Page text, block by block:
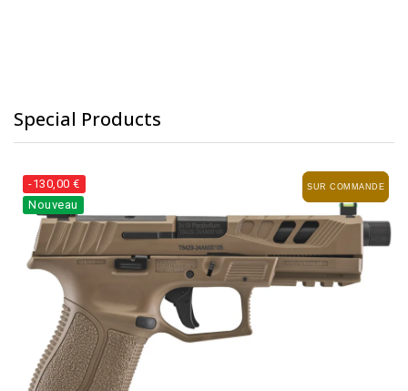
Special Products
SUR COMMANDE
SUR COMMANDE
-130,00 €
Nouveau